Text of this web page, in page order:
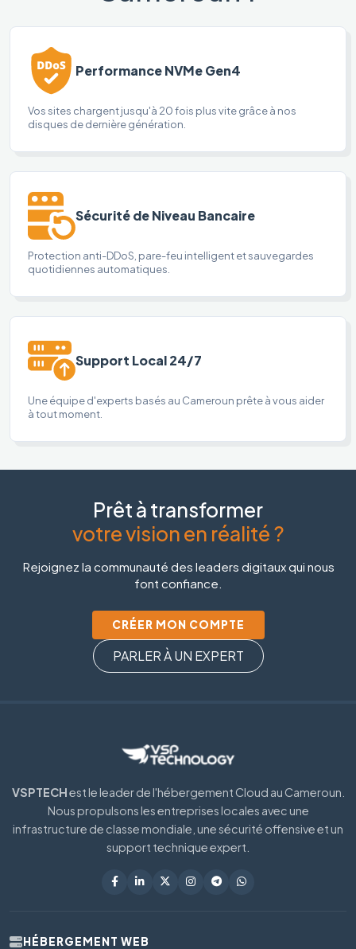
Performance NVMe Gen4
Vos sites chargent jusqu'à 20 fois plus vite grâce à nos
disques de dernière génération.
Sécurité de Niveau Bancaire
Protection anti-DDoS, pare-feu intelligent et sauvegardes
quotidiennes automatiques.
Support Local 24/7
Une équipe d'experts basés au Cameroun prête à vous aider
à tout moment.
Prêt à transformer
votre vision en réalité ?
Rejoignez la communauté des leaders digitaux qui nous
font confiance.
CRÉER MON COMPTE
PARLER À UN EXPERT
VSPTECHest le leader de l'hébergement Cloud au Cameroun.
Nous propulsons les entreprises locales avec une
infrastructure de classe mondiale, une sécurité offensive et un
support technique expert.
HÉBERGEMENT WEB